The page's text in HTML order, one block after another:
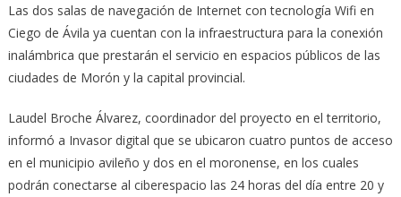
Las dos salas de navegación de Internet con tecnología Wifi en
Ciego de Ávila ya cuentan con la infraestructura para la conexión
inalámbrica que prestarán el servicio en espacios públicos de las
ciudades de Morón y la capital provincial.
Laudel Broche Álvarez, coordinador del proyecto en el territorio,
informó a Invasor digital que se ubicaron cuatro puntos de acceso
en el municipio avileño y dos en el moronense, en los cuales
podrán conectarse al ciberespacio las 24 horas del día entre 20 y